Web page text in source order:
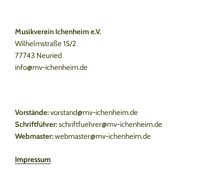
Musikverein Ichenheim e.V.
Wilhelmstraße 15/2
77743 Neuried
info@mv-ichenheim.de
Vorstände:vorstand@mv-ichenheim.de
Schriftführer:schriftfuehrer@mv-ichenheim.de
Webmaster:webmaster@mv-ichenheim.de
Impressum